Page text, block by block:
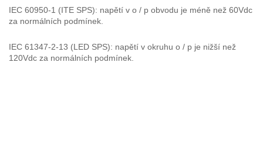
IEC 60950-1 (ITE SPS): napětí v o / p obvodu je méně než 60Vdc
za normálních podmínek.
IEC 61347-2-13 (LED SPS): napětí v okruhu o / p je nižší než
120Vdc za normálních podmínek.